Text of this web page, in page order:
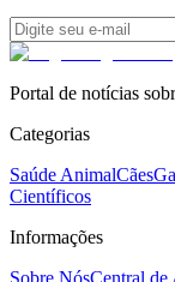
Portal de notícias
Categorias
Saúde AnimalCães
Científicos
Informações
Sobre NósCentral de